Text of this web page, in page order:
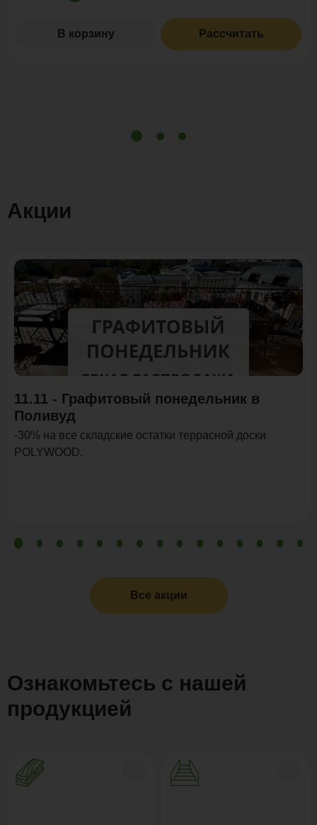
В корзину Рассчитать
Акции
Акция
11.11 - Графитовый понедельник в
Поливуд
-30% на все складские остатки террасной доски
POLYWOOD.
Все акции
Ознакомьтесь с нашей
продукцией